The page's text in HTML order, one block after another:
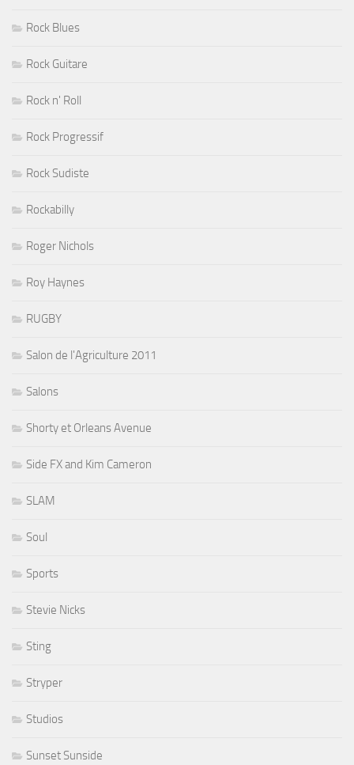
Rock Blues
Rock Guitare
Rock n' Roll
Rock Progressif
Rock Sudiste
Rockabilly
Roger Nichols
Roy Haynes
RUGBY
Salon de l'Agriculture 2011
Salons
Shorty et Orleans Avenue
Side FX and Kim Cameron
SLAM
Soul
Sports
Stevie Nicks
Sting
Stryper
Studios
Sunset Sunside